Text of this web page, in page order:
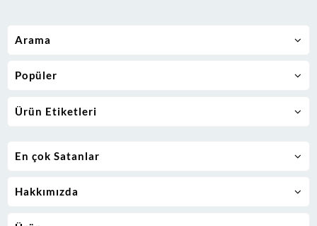
Arama
Popüler
Ürün Etiketleri
En çok Satanlar
Hakkımızda